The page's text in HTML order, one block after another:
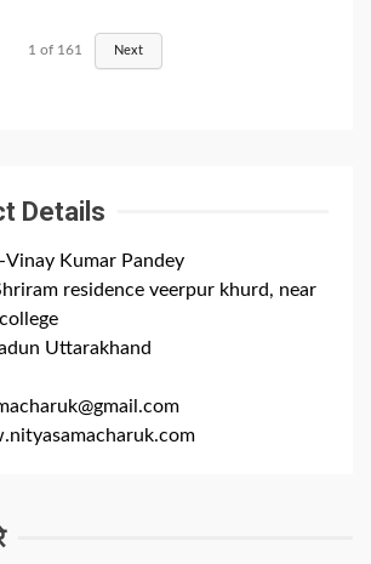
1 of 161 Next
Details
Kumar Pandey
residence veerpur khurd, near
Uttarakhand